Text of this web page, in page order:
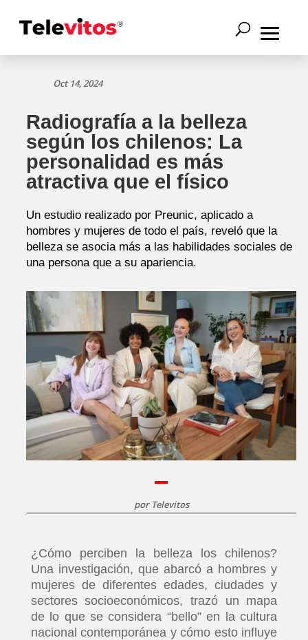
Oct 14, 2024
Radiografía a la belleza
según los chilenos: La
personalidad es más
atractiva que el físico
Un estudio realizado por Preunic, aplicado a
hombres y mujeres de todo el país, reveló que la
belleza se asocia más a las habilidades sociales de
una persona que a su apariencia.
por Televitos
¿Cómo perciben la belleza los chilenos?
Una investigación, que abarcó a hombres y
mujeres de diferentes edades, ciudades y
sectores socioeconómicos, trazó un mapa
de lo que se considera “bello” en la cultura
nacional contemporánea y cómo esto influye